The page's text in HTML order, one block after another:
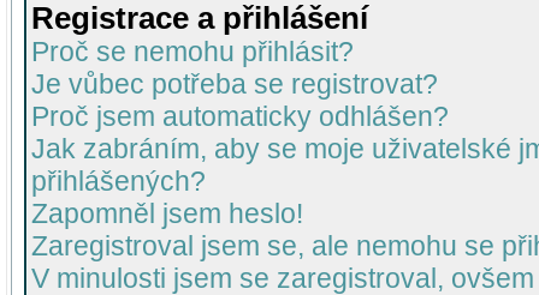
Registrace a přihlášení
Proč se nemohu přihlásit?
Je vůbec potřeba se registrovat?
Proč jsem automaticky odhlášen?
Jak zabráním, aby se moje uživatelské
přihlášených?
Zapomněl jsem heslo!
Zaregistroval jsem se, ale nemohu se
V minulosti jsem se zaregistroval,